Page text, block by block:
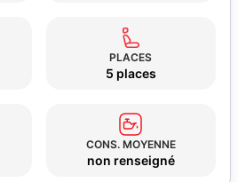
PLACES
5 places
CONS. MOYENNE
non renseigné